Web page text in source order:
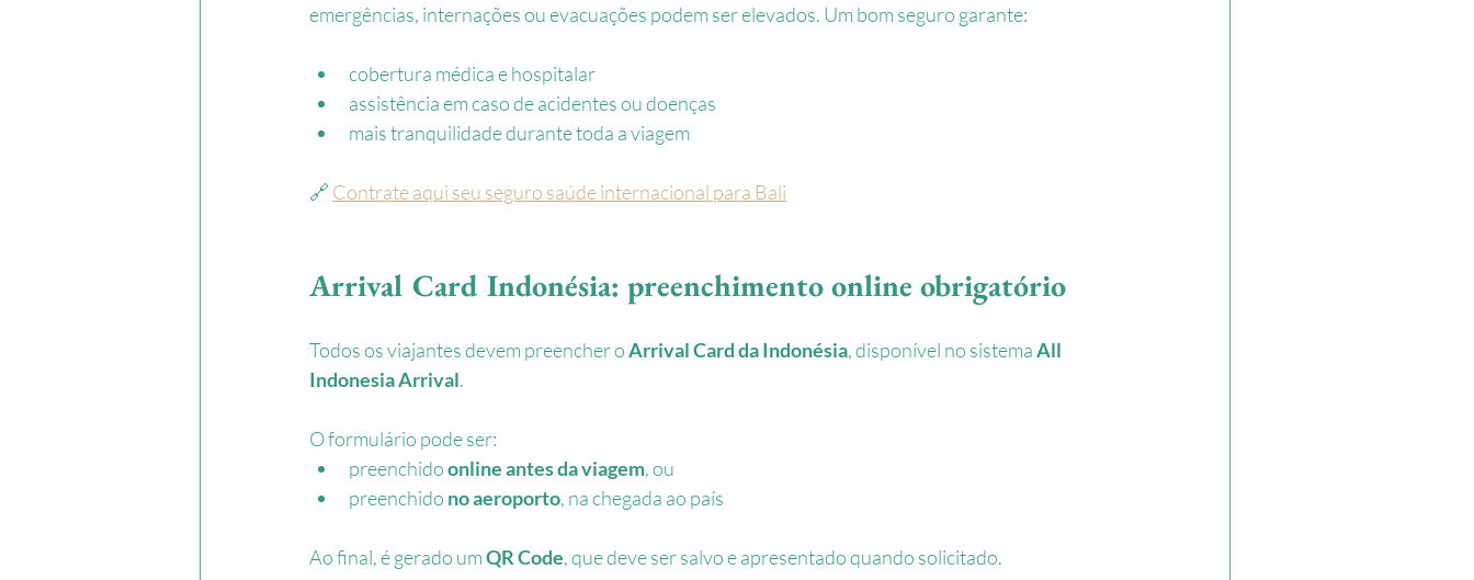
emergências, internações ou evacuações podem ser elevados. Um bom seguro garante:
cobertura médica e hospitalar
assistência em caso de acidentes ou doenças
mais tranquilidade durante toda a viagem
🔗 Contrate aqui seu seguro saúde internacional para Bali
Arrival Card Indonésia: preenchimento online obrigatório
Todos os viajantes devem preencher o Arrival Card da Indonésia, disponível no sistema All
Indonesia Arrival.
O formulário pode ser:
preenchido online antes da viagem, ou
preenchido no aeroporto, na chegada ao país
Ao final, é gerado um QR Code, que deve ser salvo e apresentado quando solicitado.